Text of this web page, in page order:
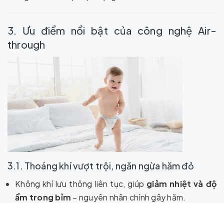
3. Ưu điểm nổi bật của công nghệ Air-
through
3.1. Thoáng khí vượt trội, ngăn ngừa hăm đỏ
Không khí lưu thông liên tục, giúp giảm nhiệt và độ
ẩm trong bỉm – nguyên nhân chính gây hăm.